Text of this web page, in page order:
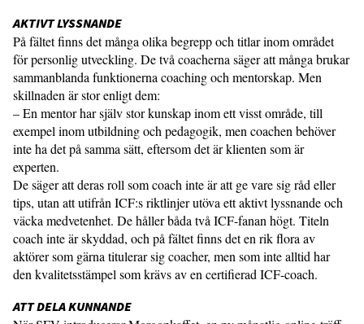
AKTIVT LYSSNANDE
På fältet finns det många olika begrepp och titlar inom området
för personlig utveckling. De två coacherna säger att många brukar
sammanblanda funktionerna coaching och mentorskap. Men
skillnaden är stor enligt dem:
– En mentor har själv stor kunskap inom ett visst område, till
exempel inom utbildning och pedagogik, men coachen behöver
inte ha det på samma sätt, eftersom det är klienten som är
experten.
De säger att deras roll som coach inte är att ge vare sig råd eller
tips, utan att utifrån ICF:s riktlinjer utöva ett aktivt lyssnande och
väcka medvetenhet. De håller båda två ICF-fanan högt. Titeln
coach inte är skyddad, och på fältet finns det en rik flora av
aktörer som gärna titulerar sig coacher, men som inte alltid har
den kvalitetsstämpel som krävs av en certifierad ICF-coach.
ATT DELA KUNNANDE